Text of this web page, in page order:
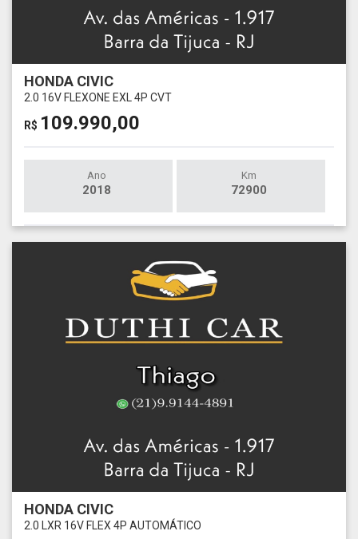
HONDA CIVIC
2.0 16V FLEXONE EXL 4P CVT
R$ 109.990,00
Ano
2018
Km
72900
HONDA CIVIC
2.0 LXR 16V FLEX 4P AUTOMÁTICO